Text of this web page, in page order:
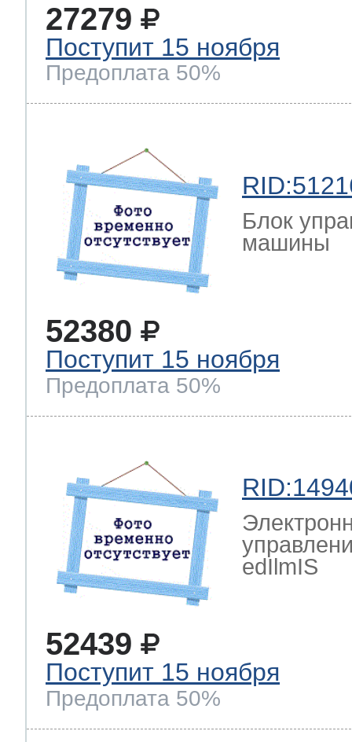
27279
Поступит 15 ноября
Предоплата 50%
Блок
машины
52380
Поступит 15 ноября
Предоплата 50%
edIlmIS
52439
Поступит 15 ноября
Предоплата 50%